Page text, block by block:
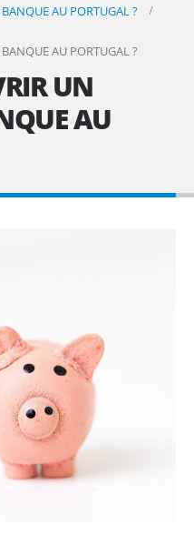
AU PORTUGAL ?
AU PORTUGAL ?
UN
AU